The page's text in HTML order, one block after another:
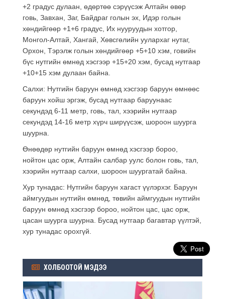
+2 градус дулаан, өдөртөө сэрүүсэж Алтайн өвөр
говь, Завхан, Заг, Байдраг голын эх, Идэр голын
хөндийгөөр +1+6 градус, Их нууруудын хотгор,
Монгол-Алтай, Хангай, Хөвсгөлийн уулархаг нутаг,
Орхон, Тэрэлж голын хөндийгөөр +5+10 хэм, говийн
бүс нутгийн өмнөд хэсгээр +15+20 хэм, бусад нутгаар
+10+15 хэм дулаан байна.
Салхи: Нутгийн баруун өмнөд хэсгээр баруун өмнөөс
баруун хойш эргэж, бусад нутгаар баруунаас
секундэд 6-11 метр, говь, тал, хээрийн нутгаар
секундэд 14-16 метр хүрч ширүүсэж, шороон шуурга
шуурна.
Өнөөдөр нутгийн баруун өмнөд хэсгээр бороо,
нойтон цас орж, Алтайн салбар уулс болон говь, тал,
хээрийн нутгаар салхи, шороон шуургатай байна.
Хур тунадас: Нутгийн баруун хагаст үүлэрхэг. Баруун
аймгуудын нутгийн өмнөд, төвийн аймгуудын нутгийн
баруун өмнөд хэсгээр бороо, нойтон цас, цас орж,
цасан шуурга шуурна. Бусад нутгаар багавтар үүлтэй,
хур тунадас орохгүй.
ХОЛБООТОЙ МЭДЭЭ